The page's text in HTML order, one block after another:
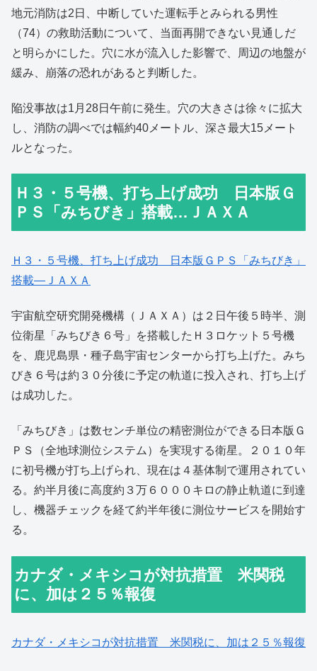
地元消防は2日、中断していた運転手とみられる男性
（74）の救助活動について、当面再開できない見通しだ
と明らかにした。穴に水が流入した影響で、周辺の地盤が
緩み、崩落の恐れがあると判断した。
陥没事故は1月28日午前に発生。穴の大きさは徐々に拡大
し、消防の調べでは幅約40メートル、深さ最大15メート
ルとなった。
Ｈ３・５号機、打ち上げ成功 日本版Ｇ
ＰＳ「みちびき」搭載…ＪＡＸＡ
Ｈ３・５号機、打ち上げ成功 日本版ＧＰＳ「みちびき」
搭載―ＪＡＸＡ
宇宙航空研究開発機構（ＪＡＸＡ）は２日午後５時半、測
位衛星「みちびき６号」を搭載したＨ３ロケット５号機
を、鹿児島県・種子島宇宙センターから打ち上げた。みち
びき６号は約３０分後に予定の軌道に投入され、打ち上げ
は成功した。
「みちびき」は数センチ単位の精密測位ができる日本版Ｇ
ＰＳ（全地球測位システム）を実現する衛星。２０１０年
に初号機が打ち上げられ、現在は４基体制で運用されてい
る。約半月後に高度約３万６０００キロの静止軌道に到達
し、機器チェックを経て約半年後に測位サービスを開始す
る。
カナダ・メキシコが対抗措置 米関税
に、加は２５％報復
カナダ・メキシコが対抗措置 米関税に、加は２５％報復